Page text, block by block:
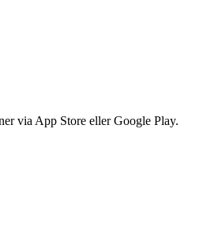
via App Store eller Google Play.